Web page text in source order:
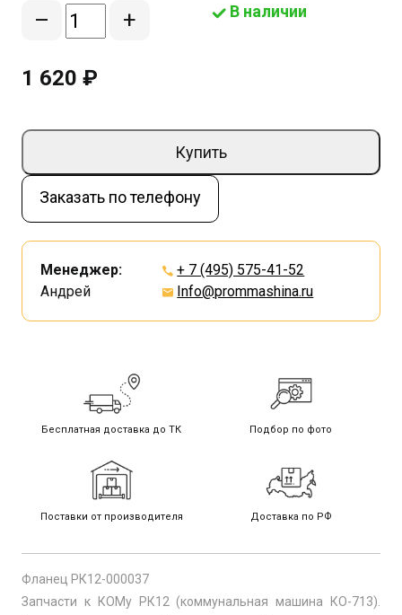
– + В наличии
1 620 ₽
Купить
Заказать по телефону
Менеджер:
Андрей
+ 7 (495) 575-41-52
Info@prommashina.ru
Бесплатная доставка до ТК Подбор по фото
Поставки от производителя Доставка по РФ
Фланец РК12-000037
Запчасти к КОМу РК12 (коммунальная машина КО-713).